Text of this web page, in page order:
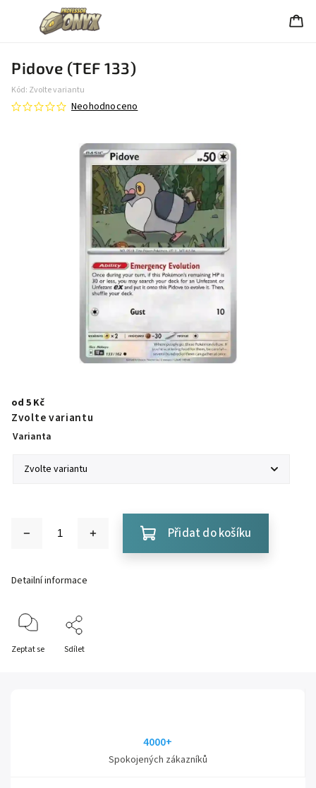
Pidove (TEF 133)
Kód: Zvolte variantu
Neohodnoceno
od 5 Kč
Zvolte variantu
Varianta
Přidat do košíku
Detailní informace
Zeptat se Sdílet
4000+
Spokojených zákazníků